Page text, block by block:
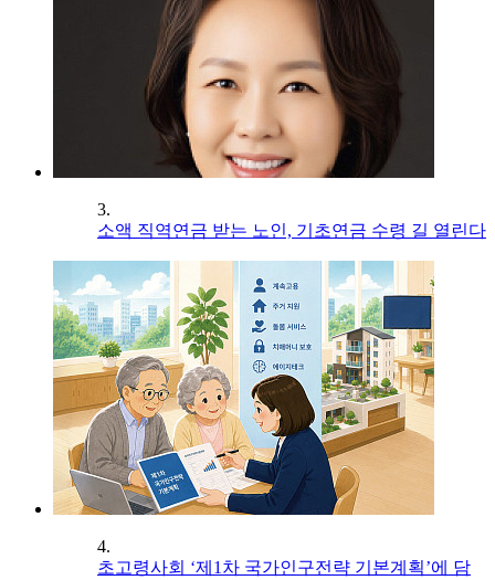
3.
소액 직역연금 받는 노인, 기초연금 수령 길 열린다
4.
초고령사회 ‘제1차 국가인구전략 기본계획’에 담